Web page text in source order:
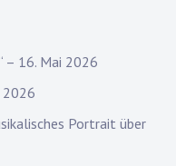
– 16. Mai 2026
2026
Portrait über